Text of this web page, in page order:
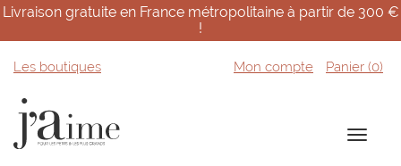
Livraison gratuite en France métropolitaine à partir de 300 €
!
Les boutiques Mon compte Panier (0)